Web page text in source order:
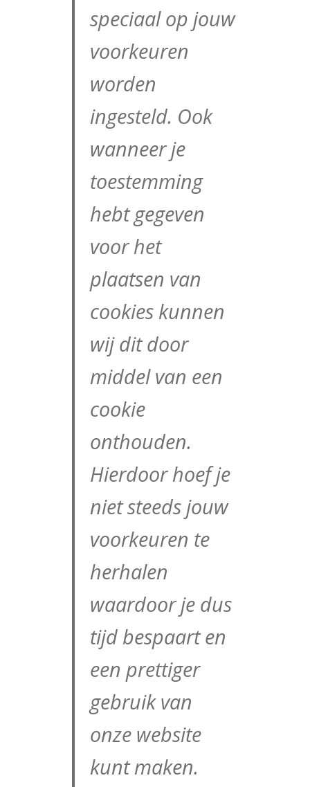
speciaal op jouw
voorkeuren
worden
ingesteld. Ook
wanneer je
toestemming
hebt gegeven
voor het
plaatsen van
cookies kunnen
wij dit door
middel van een
cookie
onthouden.
Hierdoor hoef je
niet steeds jouw
voorkeuren te
herhalen
waardoor je dus
tijd bespaart en
een prettiger
gebruik van
onze website
kunt maken.